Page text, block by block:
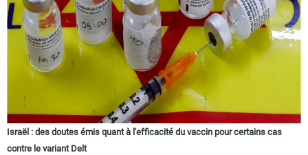
Israël : des doutes émis quant à l'efficacité du vaccin pour certains cas
contre le variant Delt